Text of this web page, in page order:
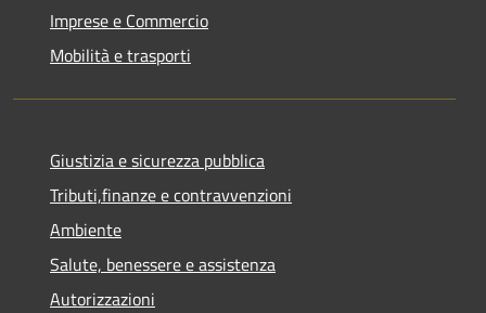
Imprese e Commercio
Mobilità e trasporti
Giustizia e sicurezza pubblica
Tributi,finanze e contravvenzioni
Ambiente
Salute, benessere e assistenza
Autorizzazioni